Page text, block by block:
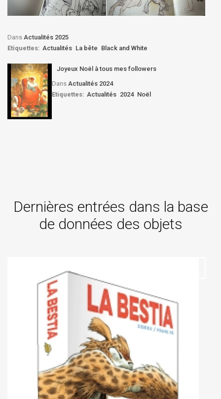
Dans Actualités 2025
Etiquettes: Actualités La bête Black and White
Joyeux Noël à tous mes followers
Dans Actualités 2024
Etiquettes: Actualités 2024 Noël
Dernières entrées dans la base
de données des objets